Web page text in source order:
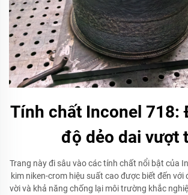
Tính chất Inconel 718:
độ dẻo dai vượt
Trang này đi sâu vào các tính chất nổi bật của
kim niken-crom hiệu suất cao được biết đến với
vời và khả năng chống lại môi trường khắc